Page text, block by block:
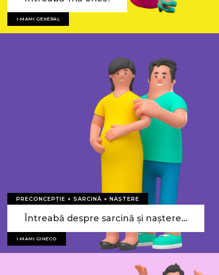
I-MAMI GENERAL
PRECONCEPȚIE + SARCINĂ + NAȘTERE
Întreabă despre sarcină și naștere...
I-MAMI GINECO